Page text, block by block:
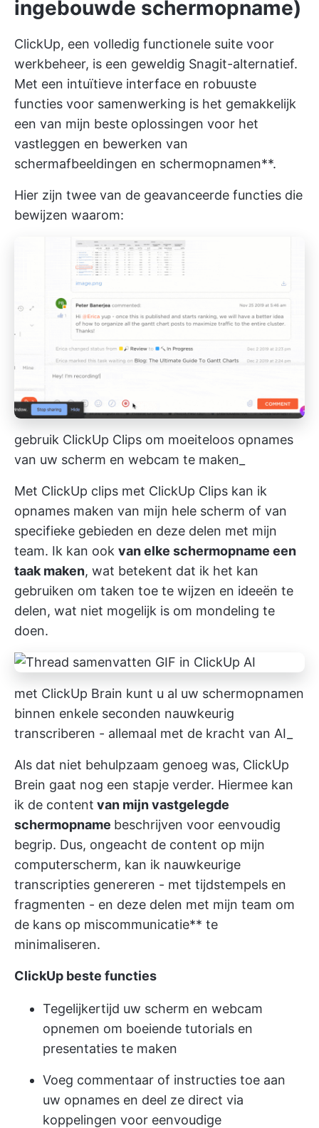
ingebouwde schermopname)
ClickUp, een volledig functionele suite voor
werkbeheer, is een geweldig Snagit-alternatief.
Met een intuïtieve interface en robuuste
functies voor samenwerking is het gemakkelijk
een van mijn beste oplossingen voor het
vastleggen en bewerken van
schermafbeeldingen en schermopnamen**.
Hier zijn twee van de geavanceerde functies die
bewijzen waarom:
gebruik ClickUp Clips om moeiteloos opnames
van uw scherm en webcam te maken_
Met ClickUp clips met ClickUp Clips kan ik
opnames maken van mijn hele scherm of van
specifieke gebieden en deze delen met mijn
team. Ik kan ook van elke schermopname een
taak maken, wat betekent dat ik het kan
gebruiken om taken toe te wijzen en ideeën te
delen, wat niet mogelijk is om mondeling te
doen.
met ClickUp Brain kunt u al uw schermopnamen
binnen enkele seconden nauwkeurig
transcriberen - allemaal met de kracht van AI_
Als dat niet behulpzaam genoeg was, ClickUp
Brein gaat nog een stapje verder. Hiermee kan
ik de content van mijn vastgelegde
schermopname beschrijven voor eenvoudig
begrip. Dus, ongeacht de content op mijn
computerscherm, kan ik nauwkeurige
transcripties genereren - met tijdstempels en
fragmenten - en deze delen met mijn team om
de kans op miscommunicatie** te
minimaliseren.
ClickUp beste functies
Tegelijkertijd uw scherm en webcam
opnemen om boeiende tutorials en
presentaties te maken
Voeg commentaar of instructies toe aan
uw opnames en deel ze direct via
koppelingen voor eenvoudige